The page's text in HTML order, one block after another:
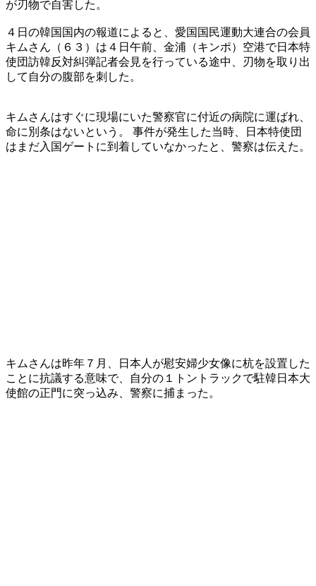
が刃物で自害した。
４日の韓国国内の報道によると、愛国国民運動大連合の会員
キムさん（６３）は４日午前、金浦（キンポ）空港で日本特
使団訪韓反対糾弾記者会見を行っている途中、刃物を取り出
して自分の腹部を刺した。
キムさんはすぐに現場にいた警察官に付近の病院に運ばれ、
命に別条はないという。 事件が発生した当時、日本特使団
はまだ入国ゲートに到着していなかったと、警察は伝えた。
キムさんは昨年７月、日本人が慰安婦少女像に杭を設置した
ことに抗議する意味で、自分の１トントラックで駐韓日本大
使館の正門に突っ込み、警察に捕まった。